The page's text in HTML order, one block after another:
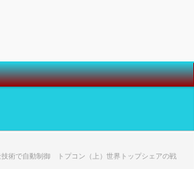
術で自動制御 トプコン（上）世界トップシェアの戦